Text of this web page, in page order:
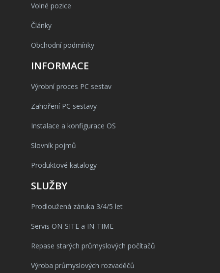
Volné pozice
Články
Obchodní podmínky
INFORMACE
Výrobní proces PC sestav
Zahoření PC sestavy
Instalace a konfigurace OS
Slovník pojmů
Produktové katalogy
SLUŽBY
Prodloužená záruka 3/4/5 let
Servis ON-SITE a IN-TIME
Repase starých průmyslových počítačů
Výroba průmyslových rozvaděčů